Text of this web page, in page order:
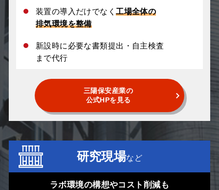
装置の導入だけでなく工場全体の
排気環境を整備
新設時に必要な書類提出・自主検査
まで代行
三陽保安産業の
公式HPを見る
研究現場など
ラボ環境の構想やコスト削減も